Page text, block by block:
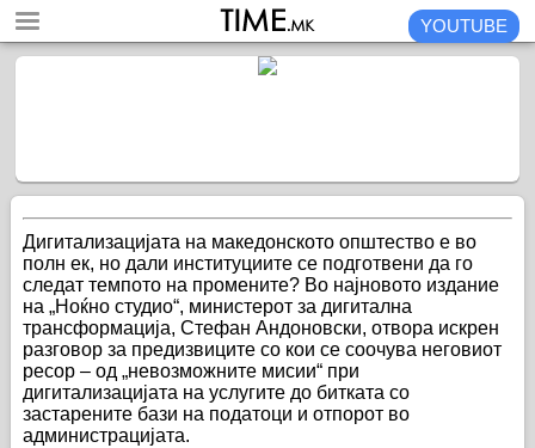
YOUTUBE
Дигитализацијата на македонското општество е во
полн ек, но дали институциите се подготвени да го
следат темпото на промените? Во најновото издание
на „Ноќно студио“, министерот за дигитална
трансформација, Стефан Андоновски, отвора искрен
разговор за предизвиците со кои се соочува неговиот
ресор – од „невозможните мисии“ при
дигитализацијата на услугите до битката со
застарените бази на податоци и отпорот во
администрацијата.